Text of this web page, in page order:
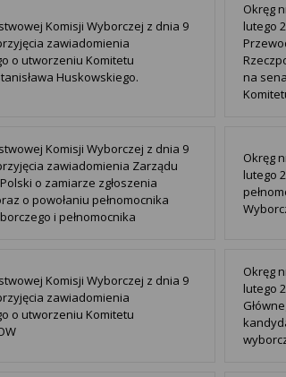
Komisji Wyborczej z dnia 9
zawiadomienia
o utworzeniu Komitetu
Huskowskiego.
Okręg
lutego
na
Komisji Wyborczej z dnia 9
zawiadomienia Zarządu
o zamiarze zgłoszenia
o powołaniu pełnomocnika
i pełnomocnika
Okręg
lutego
Komisji Wyborczej z dnia 9
zawiadomienia
o utworzeniu Komitetu
Okręg
lutego